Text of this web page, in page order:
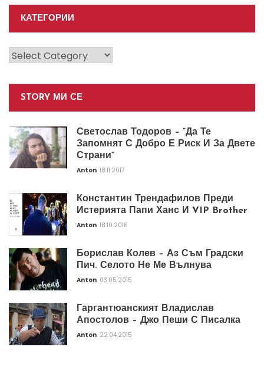
КАТЕГОРИИ
Категории
STORY МИ СЕ
Светослав Тодоров – “Да Те
Запомнят С Добро Е Риск И За Двете
Страни”
Anton 18.11.2017
Константин Трендафилов Преди
Истерията Папи Ханс И VIP Brother
Anton 18.10.2016
Борислав Колев – Аз Съм Градски
Пич. Селото Не Ме Вълнува
Anton 03.05.2015
Гаргантюанският Владислав
Апостолов – Джо Пеши С Писалка
Anton 22.04.2015